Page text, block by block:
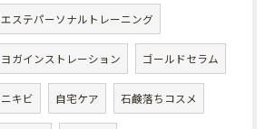
エステパーソナルトレーニング
ヨガインストレーション ゴールドセラム
ニキビ 自宅ケア 石鹸落ちコスメ